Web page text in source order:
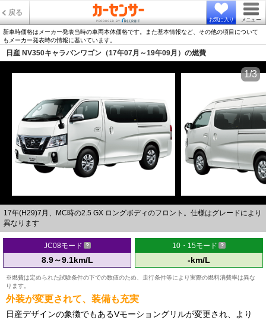
戻る
お気に入り メニュー
新車時価格はメーカー発表当時の車両本体価格です。また基本情報など、その他の項目について
もメーカー発表時の情報に基いています。
日産 NV350キャラバンワゴン（17年07月～19年09月）の燃費
17年(H29)7月、MC時の2.5 GX ロングボディのフロント。仕様はグレードにより
異なります
1/3
JC08モード
8.9～9.1km/L
10・15モード
-km/L
※燃費は定められた試験条件の下での数値のため、走行条件等により実際の燃料消費率は異な
ります。
外装が変更されて、装備も充実
日産デザインの象徴でもあるVモーショングリルが変更され、より